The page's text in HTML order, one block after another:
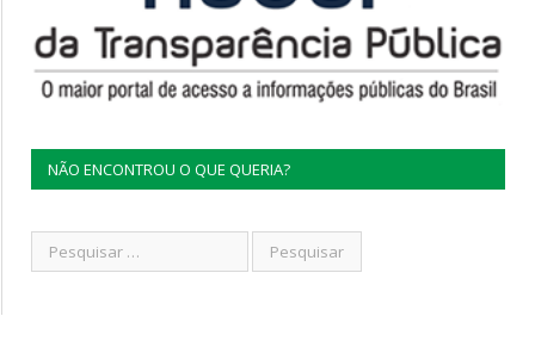
NÃO ENCONTROU O QUE QUERIA?